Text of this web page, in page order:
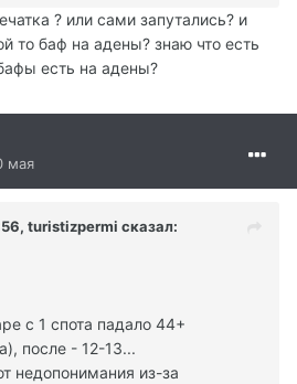
? или сами запутались? и
то баф на адены? знаю что есть
есть на адены?
мая
turistizpermi сказал:
с 1 спота падало 44+
после - 12-13...
недопонимания из-за